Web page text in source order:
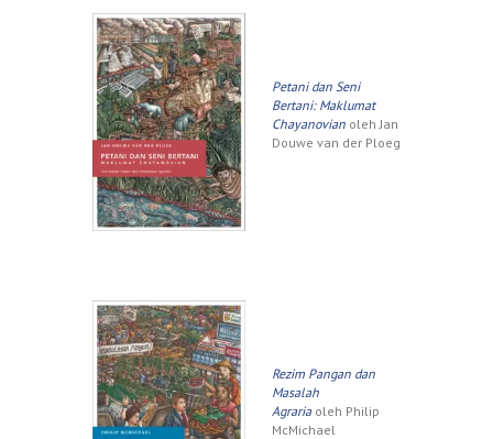
Petani dan Seni
Bertani: Maklumat
Chayanovian oleh Jan
Douwe van der Ploeg
Rezim Pangan dan
Masalah
Agrariaoleh Philip
McMichael